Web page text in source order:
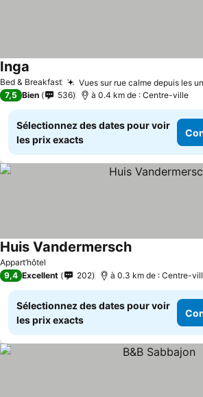
Bed & Breakfast Vues sur rue calme depuis les
Inga
7,5 Bien 536 à 0.4 km de : Centre-ville
Sélectionnez des dates pour voir
les prix exacts
Appart’hôtel
Huis Vandermersch
9,4 Excellent 202 à 0.3 km de : Centre-
Sélectionnez des dates pour voir
les prix exacts